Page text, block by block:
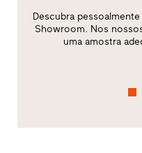
Descubra
Showroom. Nos
uma amostra